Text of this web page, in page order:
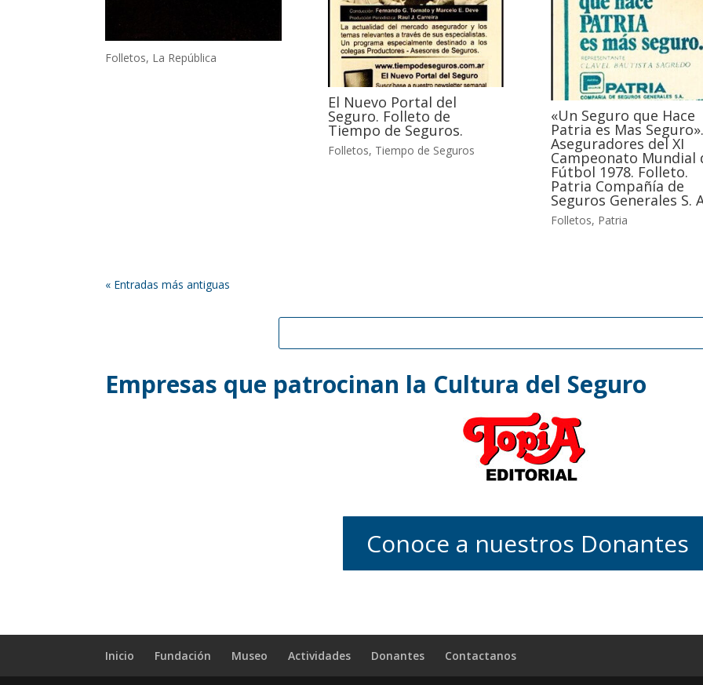
Folletos, La República
El Nuevo Portal del
Seguro. Folleto de
Tiempo de Seguros.
Folletos, Tiempo de Seguros
«Un Seguro que Hace
Patria es Mas Seguro».
Aseguradores del XI
Campeonato Mundial
Fútbol 1978. Folleto.
Patria Compañía de
Seguros Generales S.
Folletos, Patria
« Entradas más antiguas
Empresas que patrocinan la Cultura del Seguro
Conoce a nuestros Donantes
Inicio Fundación Museo Actividades Donantes Contactanos